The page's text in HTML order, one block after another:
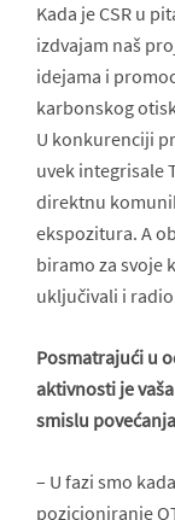
Kada je CSR u
izdvajam naš
idejama i
karbonskog
U konkurenciji
uvek integrisale
direktnu
ekspozitura. A
biramo za svoje
uključivali i
Posmatrajući u
aktivnosti je
smislu
– U fazi smo
pozicioniranje